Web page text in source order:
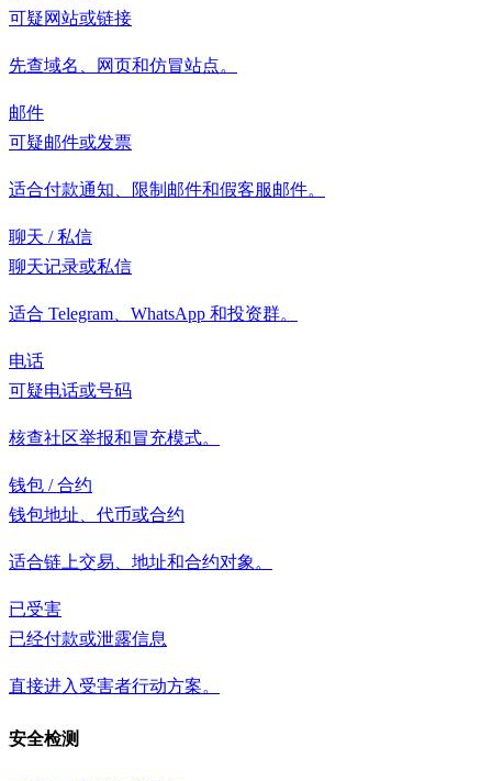
可疑网站或链接
先查域名、网页和仿冒站点。
邮件
可疑邮件或发票
适合付款通知、限制邮件和假客服邮件。
聊天 / 私信
聊天记录或私信
适合 Telegram、WhatsApp 和投资群。
电话
可疑电话或号码
核查社区举报和冒充模式。
钱包 / 合约
钱包地址、代币或合约
适合链上交易、地址和合约对象。
已受害
已经付款或泄露信息
直接进入受害者行动方案。
安全检测